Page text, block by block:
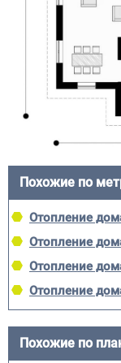
Похожие по
Отопление
Отопление
Отопление
Отопление
Похожие по